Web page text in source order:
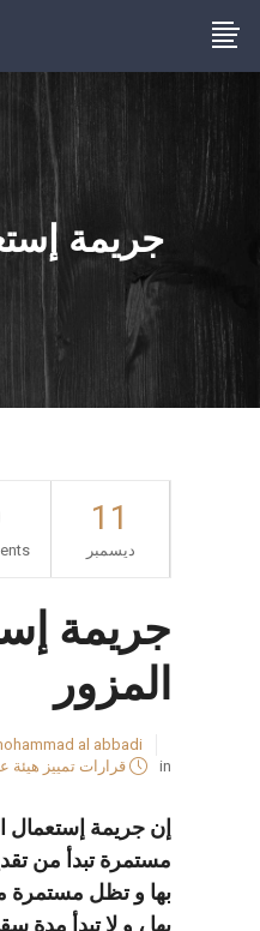
جريمة
11
ديسمبر
جريمة
المزور
al abbadi
in
قرارات تمييز هيئة
إن جريمة إستعمال
مستمرة تبدأ من
بها و تظل مستمرة
بها ، و لا تبدأ مدة